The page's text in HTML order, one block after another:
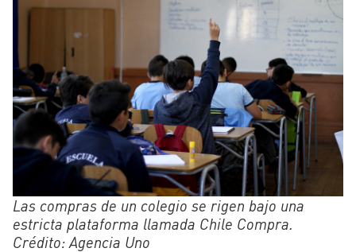
Las compras de un colegio se rigen bajo una
estricta plataforma llamada Chile Compra.
Crédito: Agencia Uno